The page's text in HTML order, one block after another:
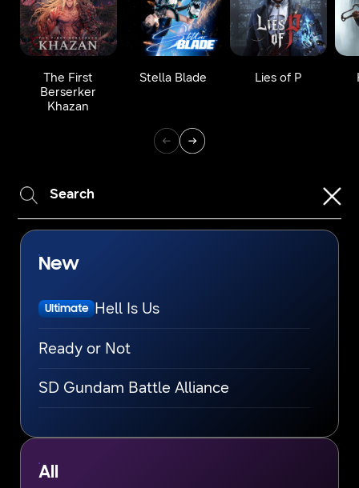
The First
Berserker
Khazan
Stella Blade Lies of P
New
Ultimate Hell Is Us
Ready or Not
SD Gundam Battle Alliance
DRAGON QUEST X Offline
All